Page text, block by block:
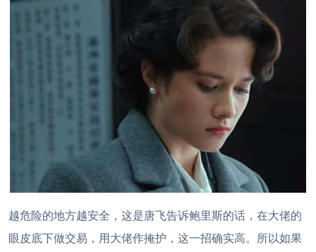
越危险的地方越安全，这是唐飞告诉鲍里斯的话，在大佬的
眼皮底下做交易，用大佬作掩护，这一招确实高。所以如果